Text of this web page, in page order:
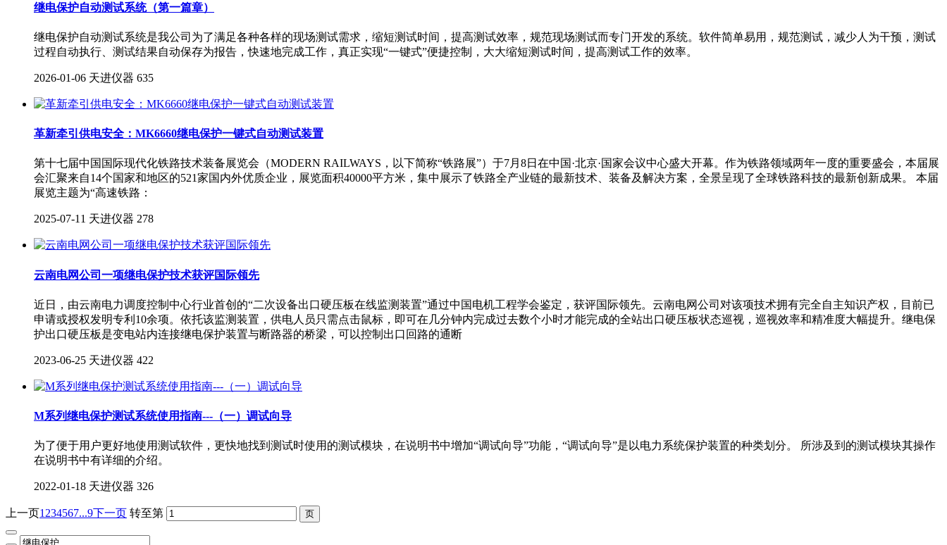
继电保护自动测试系统（第一篇章）
继电保护自动测试系统是我公司为了满足各种各样的现场测试需求，缩短测试时间，提高测试效率，规范现场测试而专门开发的系统。软件简单易用，规范测试，减少人为干预，测试
过程自动执行、测试结果自动保存为报告，快速地完成工作，真正实现“一键式”便捷控制，大大缩短测试时间，提高测试工作的效率。
2026-01-06 天进仪器 635
革新牵引供电安全：MK6660继电保护一键式自动测试装置
第十七届中国国际现代化铁路技术装备展览会（MODERN RAILWAYS，以下简称“铁路展”）于7月8日在中国·北京·国家会议中心盛大开幕。作为铁路领域两年一度的重要盛会，本届展
会汇聚来自14个国家和地区的521家国内外优质企业，展览面积40000平方米，集中展示了铁路全产业链的最新技术、装备及解决方案，全景呈现了全球铁路科技的最新创新成果。 本届
展览主题为“高速铁路：
2025-07-11 天进仪器 278
云南电网公司一项继电保护技术获评国际领先
近日，由云南电力调度控制中心行业首创的“二次设备出口硬压板在线监测装置”通过中国电机工程学会鉴定，获评国际领先。云南电网公司对该项技术拥有完全自主知识产权，目前已
申请或授权发明专利10余项。依托该监测装置，供电人员只需点击鼠标，即可在几分钟内完成过去数个小时才能完成的全站出口硬压板状态巡视，巡视效率和精准度大幅提升。继电保
护出口硬压板是变电站内连接继电保护装置与断路器的桥梁，可以控制出口回路的通断
2023-06-25 天进仪器 422
M系列继电保护测试系统使用指南---（一）调试向导
为了便于用户更好地使用测试软件，更快地找到测试时使用的测试模块，在说明书中增加“调试向导”功能，“调试向导”是以电力系统保护装置的种类划分。 所涉及到的测试模块其操作
在说明书中有详细的介绍。
2022-01-18 天进仪器 326
上一页 1234567...9 下一页 转至第